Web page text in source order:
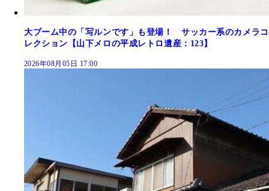
大ブーム中の「写ルンです」も登場！ サッカー系のカメラコ
レクション【山下メロの平成レトロ遺産：123】
2026年08月05日 17:00